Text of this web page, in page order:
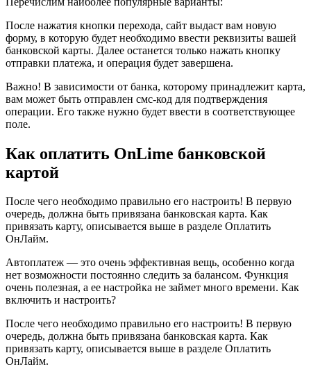
После нажатия кнопки перехода, сайт выдаст вам новую
форму, в которую будет необходимо ввести реквизиты вашей
банковской карты. Далее останется только нажать кнопку
отправки платежа, и операция будет завершена.
Важно! В зависимости от банка, которому принадлежит карта,
вам может быть отправлен смс-код для подтверждения
операции. Его также нужно будет ввести в соответствующее
поле.
Как оплатить OnLime банковской
картой
После чего необходимо правильно его настроить! В первую
очередь, должна быть привязана банковская карта. Как
привязать карту, описывается выше в разделе Оплатить
ОнЛайм.
Автоплатеж — это очень эффективная вещь, особенно когда
нет возможности постоянно следить за балансом. Функция
очень полезная, а ее настройка не займет много времени. Как
включить и настроить?
После чего необходимо правильно его настроить! В первую
очередь, должна быть привязана банковская карта. Как
привязать карту, описывается выше в разделе Оплатить
ОнЛайм.